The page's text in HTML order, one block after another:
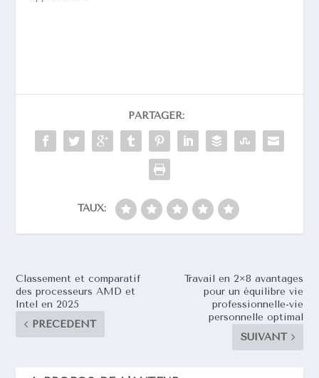
PARTAGER:
TAUX:
Classement et comparatif
des processeurs AMD et
Intel en 2025
PRÉCÉDENT
Travail en 2×8 avantages
pour un équilibre vie
professionnelle-vie
personnelle optimal
SUIVANT